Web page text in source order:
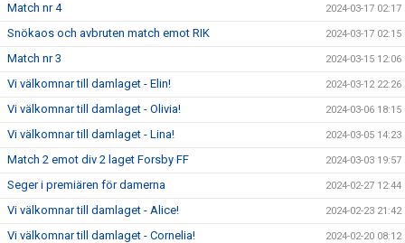
Match nr 4 2024-03-17 02:17
Snökaos och avbruten match emot RIK 2024-03-17 02:15
Match nr 3 2024-03-15 12:06
Vi välkomnar till damlaget - Elin! 2024-03-12 22:26
Vi välkomnar till damlaget - Olivia! 2024-03-06 18:15
Vi välkomnar till damlaget - Lina! 2024-03-05 14:23
Match 2 emot div 2 laget Forsby FF 2024-03-03 19:57
Seger i premiären för damerna 2024-02-27 12:44
Vi välkomnar till damlaget - Alice! 2024-02-23 21:42
Vi välkomnar till damlaget - Cornelia! 2024-02-20 08:12